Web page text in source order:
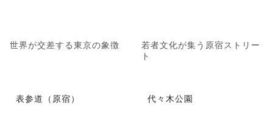
世界が交差する東京の象徴
若者文化が集う原宿ストリー
ト
表参道（原宿） 代々木公園